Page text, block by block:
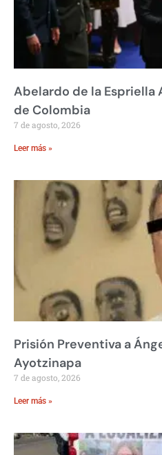
Abelardo de la Espriella
de Colombia
7 de agosto, 2026
Leer más »
Prisión Preventiva a
Ayotzinapa
7 de agosto, 2026
Leer más »